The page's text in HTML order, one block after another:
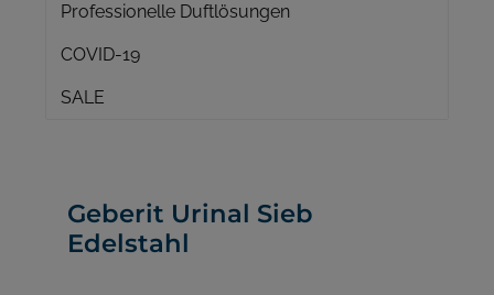
Professionelle Duftlösungen
COVID-19
SALE
Geberit Urinal Sieb
Edelstahl